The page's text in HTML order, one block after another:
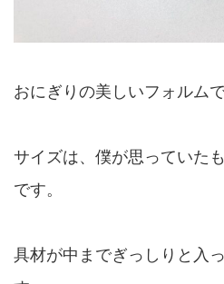
おにぎりの美しいフォルムで
サイズは、僕が思っていた
です。
具材が中までぎっしりと入